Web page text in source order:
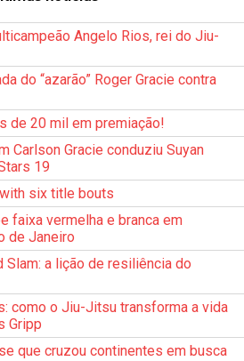
Angelo Rios, rei do Jiu-
do “azarão” Roger Gracie contra
de 20 mil em premiação!
Carlson Gracie conduziu Suyan
19
six title bouts
faixa vermelha e branca em
de Janeiro
Slam: a lição de resiliência do
como o Jiu-Jitsu transforma a vida
Gripp
que cruzou continentes em busca